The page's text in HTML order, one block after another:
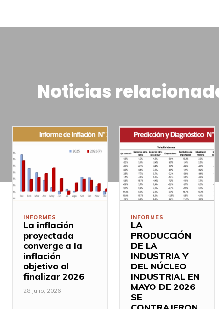
Noticias
INFORMES
La inflación
proyectada
converge a la
inflación
objetivo al
finalizar 2026
28 Julio, 2026
INFORMES
LA
PRODUCCIÓN
DE LA
INDUSTRIA Y
DEL NÚCLEO
INDUSTRIAL EN
MAYO DE 2026
SE